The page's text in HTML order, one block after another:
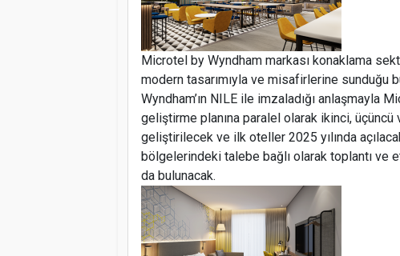
Microtel by Wyndham markası konaklama
modern tasarımıyla ve misafirlerine sunduğu
Wyndham’ın NILE ile imzaladığı anlaşmayla
geliştirme planına paralel olarak ikinci,
geliştirilecek ve ilk oteller 2025 yılında
bölgelerindeki talebe bağlı olarak toplantı ve
da bulunacak.